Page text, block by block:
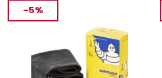
-5%